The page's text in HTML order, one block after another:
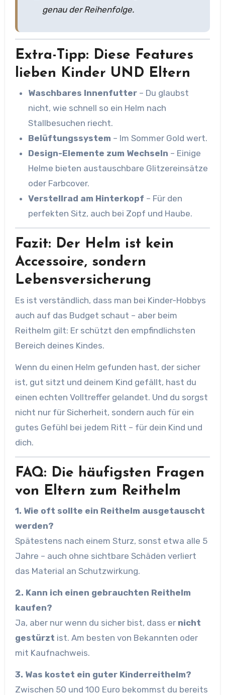
genau der Reihenfolge.
Extra-Tipp: Diese Features
lieben Kinder UND Eltern
Waschbares Innenfutter– Du glaubst
nicht, wie schnell so ein Helm nach
Stallbesuchen riecht.
Belüftungssystem – Im Sommer Gold wert.
Design-Elemente zum Wechseln – Einige
Helme bieten austauschbare Glitzereinsätze
oder Farbcover.
Verstellrad am Hinterkopf – Für den
perfekten Sitz, auch bei Zopf und Haube.
Fazit: Der Helm ist kein
Accessoire, sondern
Lebensversicherung
Es ist verständlich, dass man bei Kinder-Hobbys
auch auf das Budget schaut – aber beim
Reithelm gilt: Er schützt den empfindlichsten
Bereich deines Kindes.
Wenn du einen Helm gefunden hast, der sicher
ist, gut sitzt und deinem Kind gefällt, hast du
einen echten Volltreffer gelandet. Und du sorgst
nicht nur für Sicherheit, sondern auch für ein
gutes Gefühl bei jedem Ritt – für dein Kind und
dich.
FAQ: Die häufigsten Fragen
von Eltern zum Reithelm
1. Wie oft sollte ein Reithelm ausgetauscht
werden?
Spätestens nach einem Sturz, sonst etwa alle 5
Jahre – auch ohne sichtbare Schäden verliert
das Material an Schutzwirkung.
2. Kann ich einen gebrauchten Reithelm
kaufen?
Ja, aber nur wenn du sicher bist, dass er nicht
gestürzt ist. Am besten von Bekannten oder
mit Kaufnachweis.
3. Was kostet ein guter Kinderreithelm?
Zwischen 50 und 100 Euro bekommst du bereits